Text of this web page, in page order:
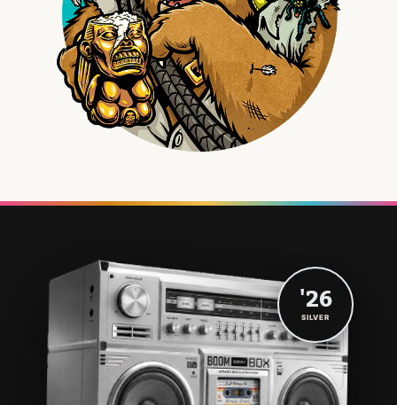
'26
SILVER